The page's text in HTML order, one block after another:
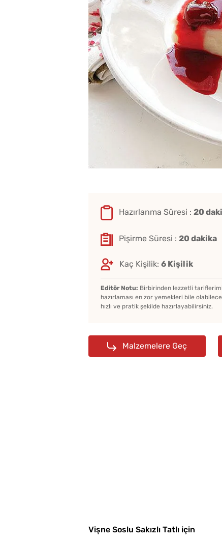
Hazırlanma Süresi : 20
Pişirme Süresi : 20 dakika
Kaç Kişilik: 6 Kişilik
Editör Notu: Birbirinden lezzetli
hazırlaması en zor yemekleri bile
hızlı ve pratik şekilde hazırlayabilirsiniz.
Malzemelere Geç
Vişne Soslu Sakızlı Tatlı için